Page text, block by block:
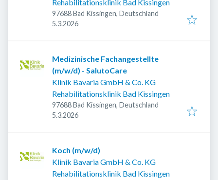
Rehabilitationsklinik Bad Kissingen
97688 Bad Kissingen, Deutschland
Veröffentlicht
5.3.2026
Medizinische Fachangestellte
(m/w/d) - SalutoCare
Klinik Bavaria GmbH & Co. KG
Rehabilitationsklinik Bad Kissingen
97688 Bad Kissingen, Deutschland
Veröffentlicht
5.3.2026
Koch (m/w/d)
Klinik Bavaria GmbH & Co. KG
Rehabilitationsklinik Bad Kissingen